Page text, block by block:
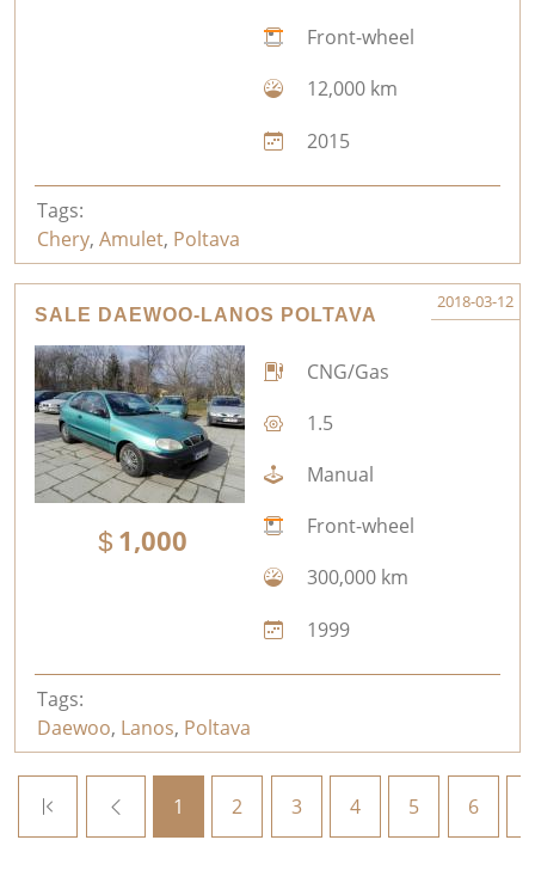
Front-wheel
12,000 km
2015
Tags:
Chery, Amulet, Poltava
SALE DAEWOO-LANOS POLTAVA
2018-03-12
1,000
CNG/Gas
1.5
Manual
Front-wheel
300,000 km
1999
Tags:
Daewoo, Lanos, Poltava
1 2 3 4 5 6